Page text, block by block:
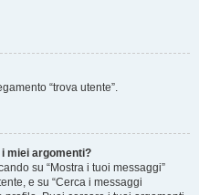
“trova utente”.
miei argomenti?
su “Mostra i tuoi messaggi”
e su “Cerca i messaggi